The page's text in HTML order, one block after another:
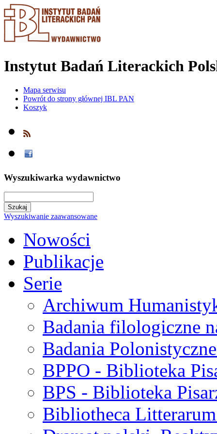
Instytut Badań Literackich
Mapa serwisu
Powrót do strony głównej IBL PAN
Koszyk
Wyszukiwarka wydawnictwo
Wyszukiwanie zaawansowane
Nowości
Publikacje
Serie
Archiwum
Badania filologiczne
Badania
BPPO - Biblioteka
BPS - Biblioteka
Bibliotheca